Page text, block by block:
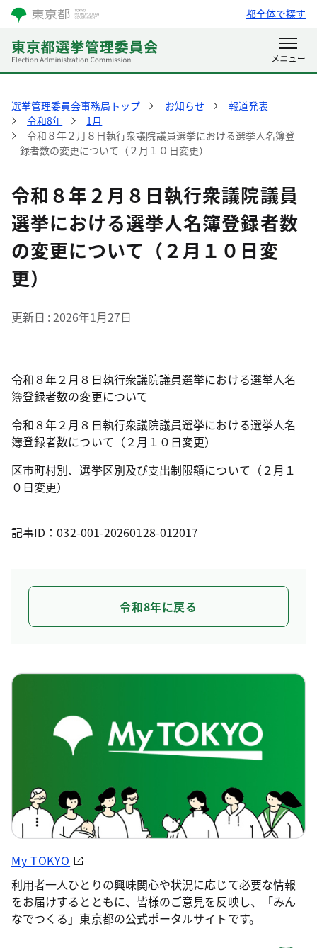
都全体で探す
選挙管理委員会事務局トップ お知らせ
報道発表
令和8年
1月
令和８年２月８日執行衆議院議員選挙における選挙人名簿登
録者数の変更について（２月１０日変更）
令和８年２月８日執行衆議院議員
選挙における選挙人名簿登録者数
の変更について（２月１０日変
更）
更新日 2026年1月27日
令和８年２月８日執行衆議院議員選挙における選挙人名
簿登録者数の変更について
令和８年２月８日執行衆議院議員選挙における選挙人名
簿登録者数について（２月１０日変更）
区市町村別、選挙区別及び支出制限額について（２月１
０日変更）
記事ID：032-001-20260128-012017
令和8年に戻る
My TOKYO
利用者一人ひとりの興味関心や状況に応じて必要な情報
をお届けするとともに、皆様のご意見を反映し、「みん
なでつくる」東京都の公式ポータルサイトです。